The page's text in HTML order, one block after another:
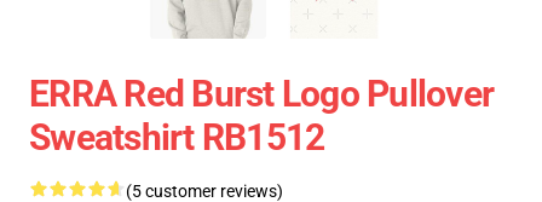
ERRA Red Burst Logo Pullover
Sweatshirt RB1512
(5 customer reviews)